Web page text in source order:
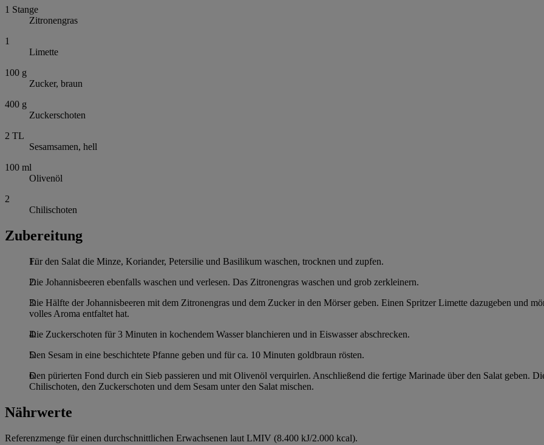
1 Stange
Zitronengras
1
Limette
100 g
Zucker, braun
400 g
Zuckerschoten
2 TL
Sesamsamen, hell
100 ml
Olivenöl
2
Chilischoten
Zubereitung
Für den Salat die Minze, Koriander, Petersilie und Basilikum waschen, trocknen und zupfen.
Die Johannisbeeren ebenfalls waschen und verlesen. Das Zitronengras waschen und grob zerkleinern.
Die Hälfte der Johannisbeeren mit dem Zitronengras und dem Zucker in den Mörser geben. Einen Spritzer Limette dazugeben und
volles Aroma entfaltet hat.
Die Zuckerschoten für 3 Minuten in kochendem Wasser blanchieren und in Eiswasser abschrecken.
Den Sesam in eine beschichtete Pfanne geben und für ca. 10 Minuten goldbraun rösten.
Den pürierten Fond durch ein Sieb passieren und mit Olivenöl verquirlen. Anschließend die fertige Marinade über den Salat geben.
Chilischoten, den Zuckerschoten und dem Sesam unter den Salat mischen.
Nährwerte
Referenzmenge für einen durchschnittlichen Erwachsenen laut LMIV (8.400 kJ/2.000 kcal).